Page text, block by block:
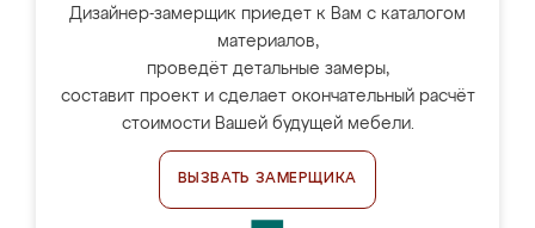
Дизайнер-замерщик приедет к Вам с каталогом
материалов,
проведёт детальные замеры,
составит проект и сделает окончательный расчёт
стоимости Вашей будущей мебели.
ВЫЗВАТЬ ЗАМЕРЩИКА